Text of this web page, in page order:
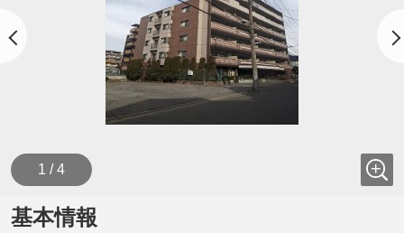
1 / 4
基本情報